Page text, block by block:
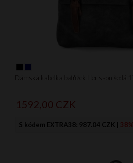
Dámská kabelka batůžek Herisson šedá
1592,00 CZK
S kódem EXTRA38: 987.04 CZK |